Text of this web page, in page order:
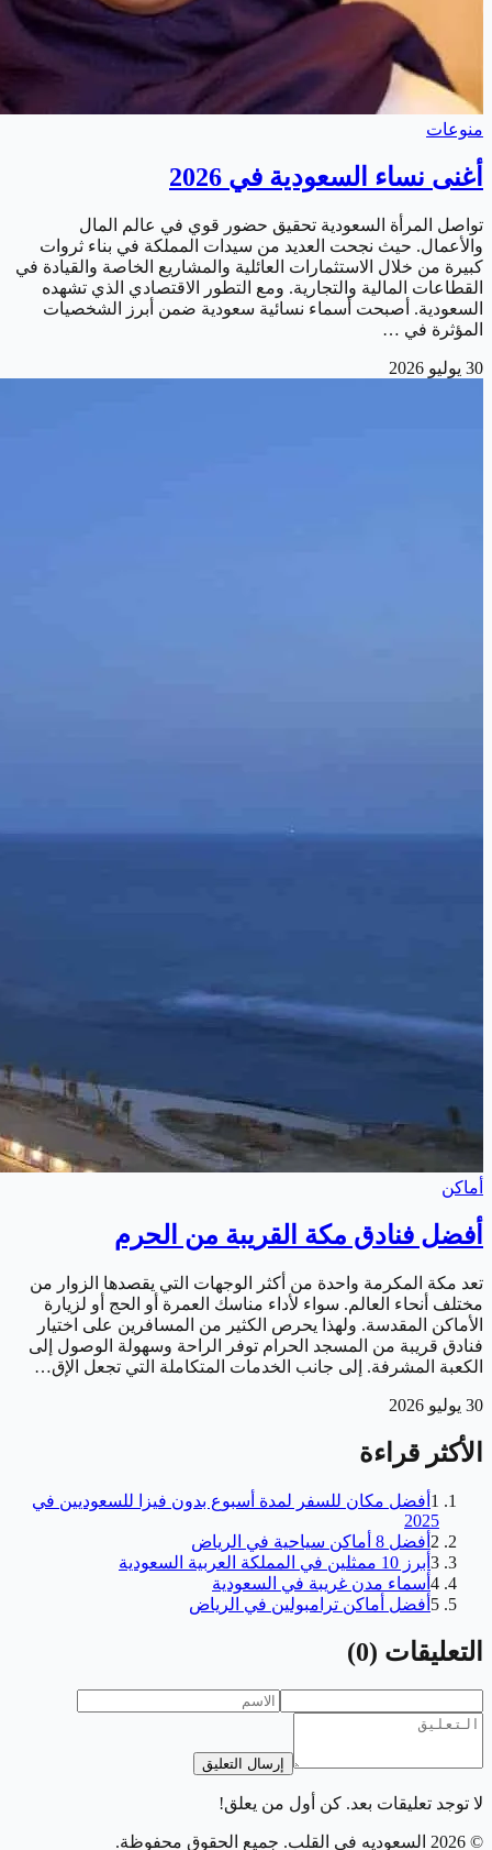
منوعات
أغنى نساء السعودية في 2026
تواصل المرأة السعودية تحقيق حضور قوي في عالم المال
والأعمال. حيث نجحت العديد من سيدات المملكة في بناء ثروات
كبيرة من خلال الاستثمارات العائلية والمشاريع الخاصة والقيادة في
القطاعات المالية والتجارية. ومع التطور الاقتصادي الذي تشهده
السعودية. أصبحت أسماء نسائية سعودية ضمن أبرز الشخصيات
المؤثرة في …
30 يوليو 2026
أماكن
أفضل فنادق مكة القريبة من الحرم
تعد مكة المكرمة واحدة من أكثر الوجهات التي يقصدها الزوار من
مختلف أنحاء العالم. سواء لأداء مناسك العمرة أو الحج أو لزيارة
الأماكن المقدسة. ولهذا يحرص الكثير من المسافرين على اختيار
فنادق قريبة من المسجد الحرام توفر الراحة وسهولة الوصول إلى
الكعبة المشرفة. إلى جانب الخدمات المتكاملة التي تجعل الإق…
30 يوليو 2026
الأكثر قراءة
1 أفضل مكان للسفر لمدة أسبوع بدون فيزا للسعوديين في
2025
2 أفضل 8 أماكن سياحية في الرياض
3 أبرز 10 ممثلين في المملكة العربية السعودية
4 أسماء مدن غريبة في السعودية
5 أفضل أماكن ترامبولين في الرياض
التعليقات (
0
)
إرسال التعليق
لا توجد تعليقات بعد. كن أول من يعلق!
©
2026 السعوديه في القلب. جميع الحقوق محفوظة.